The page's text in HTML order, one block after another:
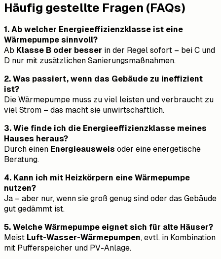
Häufig gestellte Fragen (FAQs)
1. Ab welcher Energieeffizienzklasse ist eine
Wärmepumpe sinnvoll?
Ab Klasse B oder besser in der Regel sofort – bei C und
D nur mit zusätzlichen Sanierungsmaßnahmen.
2. Was passiert, wenn das Gebäude zu ineffizient
ist?
Die Wärmepumpe muss zu viel leisten und verbraucht zu
viel Strom – das macht sie unwirtschaftlich.
3. Wie finde ich die Energieeffizienzklasse meines
Hauses heraus?
Durch einen Energieausweis oder eine energetische
Beratung.
4. Kann ich mit Heizkörpern eine Wärmepumpe
nutzen?
Ja – aber nur, wenn sie groß genug sind oder das Gebäude
gut gedämmt ist.
5. Welche Wärmepumpe eignet sich für alte Häuser?
Meist Luft-Wasser-Wärmepumpen, evtl. in Kombination
mit Pufferspeicher und PV-Anlage.